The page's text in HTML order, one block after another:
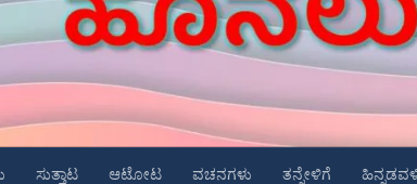
ಸುತ್ತಾಟ ಆಟೋಟ ವಚನಗಳು ತನ್ನೇಳಿಗೆ